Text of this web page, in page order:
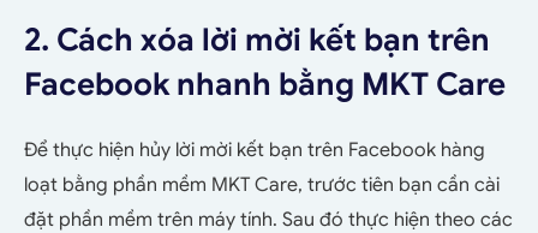
2. Cách xóa lời mời kết bạn trên
Facebook nhanh bằng MKT Care
Để thực hiện hủy lời mời kết bạn trên Facebook hàng
loạt bằng phần mềm MKT Care, trước tiên bạn cần cài
đặt phần mềm trên máy tính. Sau đó thực hiện theo các